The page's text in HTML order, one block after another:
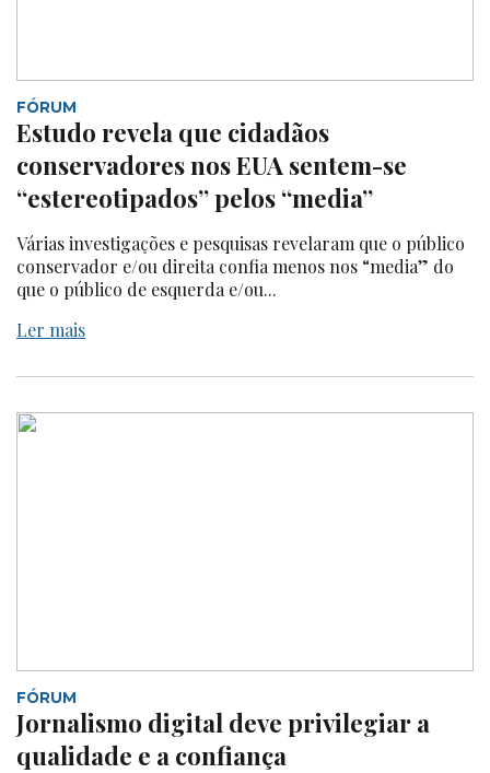
FÓRUM
Estudo revela que cidadãos
conservadores nos EUA sentem-se
“estereotipados” pelos “media”
Várias investigações e pesquisas revelaram que o público
conservador e/ou direita confia menos nos “media” do
que o público de esquerda e/ou...
Ler mais
FÓRUM
Jornalismo digital deve privilegiar a
qualidade e a confiança